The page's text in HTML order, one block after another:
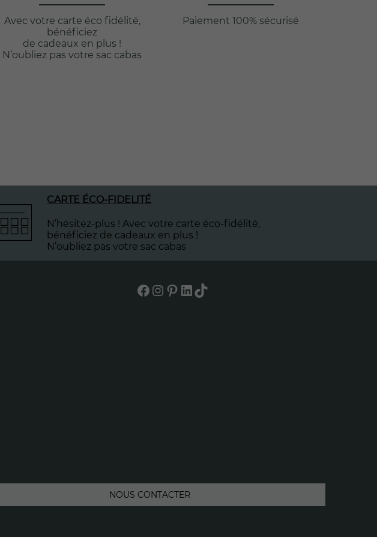
Avec votre carte éco fidélité,
bénéficiez
de cadeaux en plus !
N’oubliez pas votre sac cabas
Paiement 100% sécurisé
CARTE ÉCO-FIDELITÉ
N’hésitez-plus ! Avec votre carte éco-fidélité,
bénéficiez de cadeaux en plus !
N’oubliez pas votre sac cabas
Facebook Instagram Pinterest LinkedIn TikTok
NOUS CONTACTER
Nécessaire